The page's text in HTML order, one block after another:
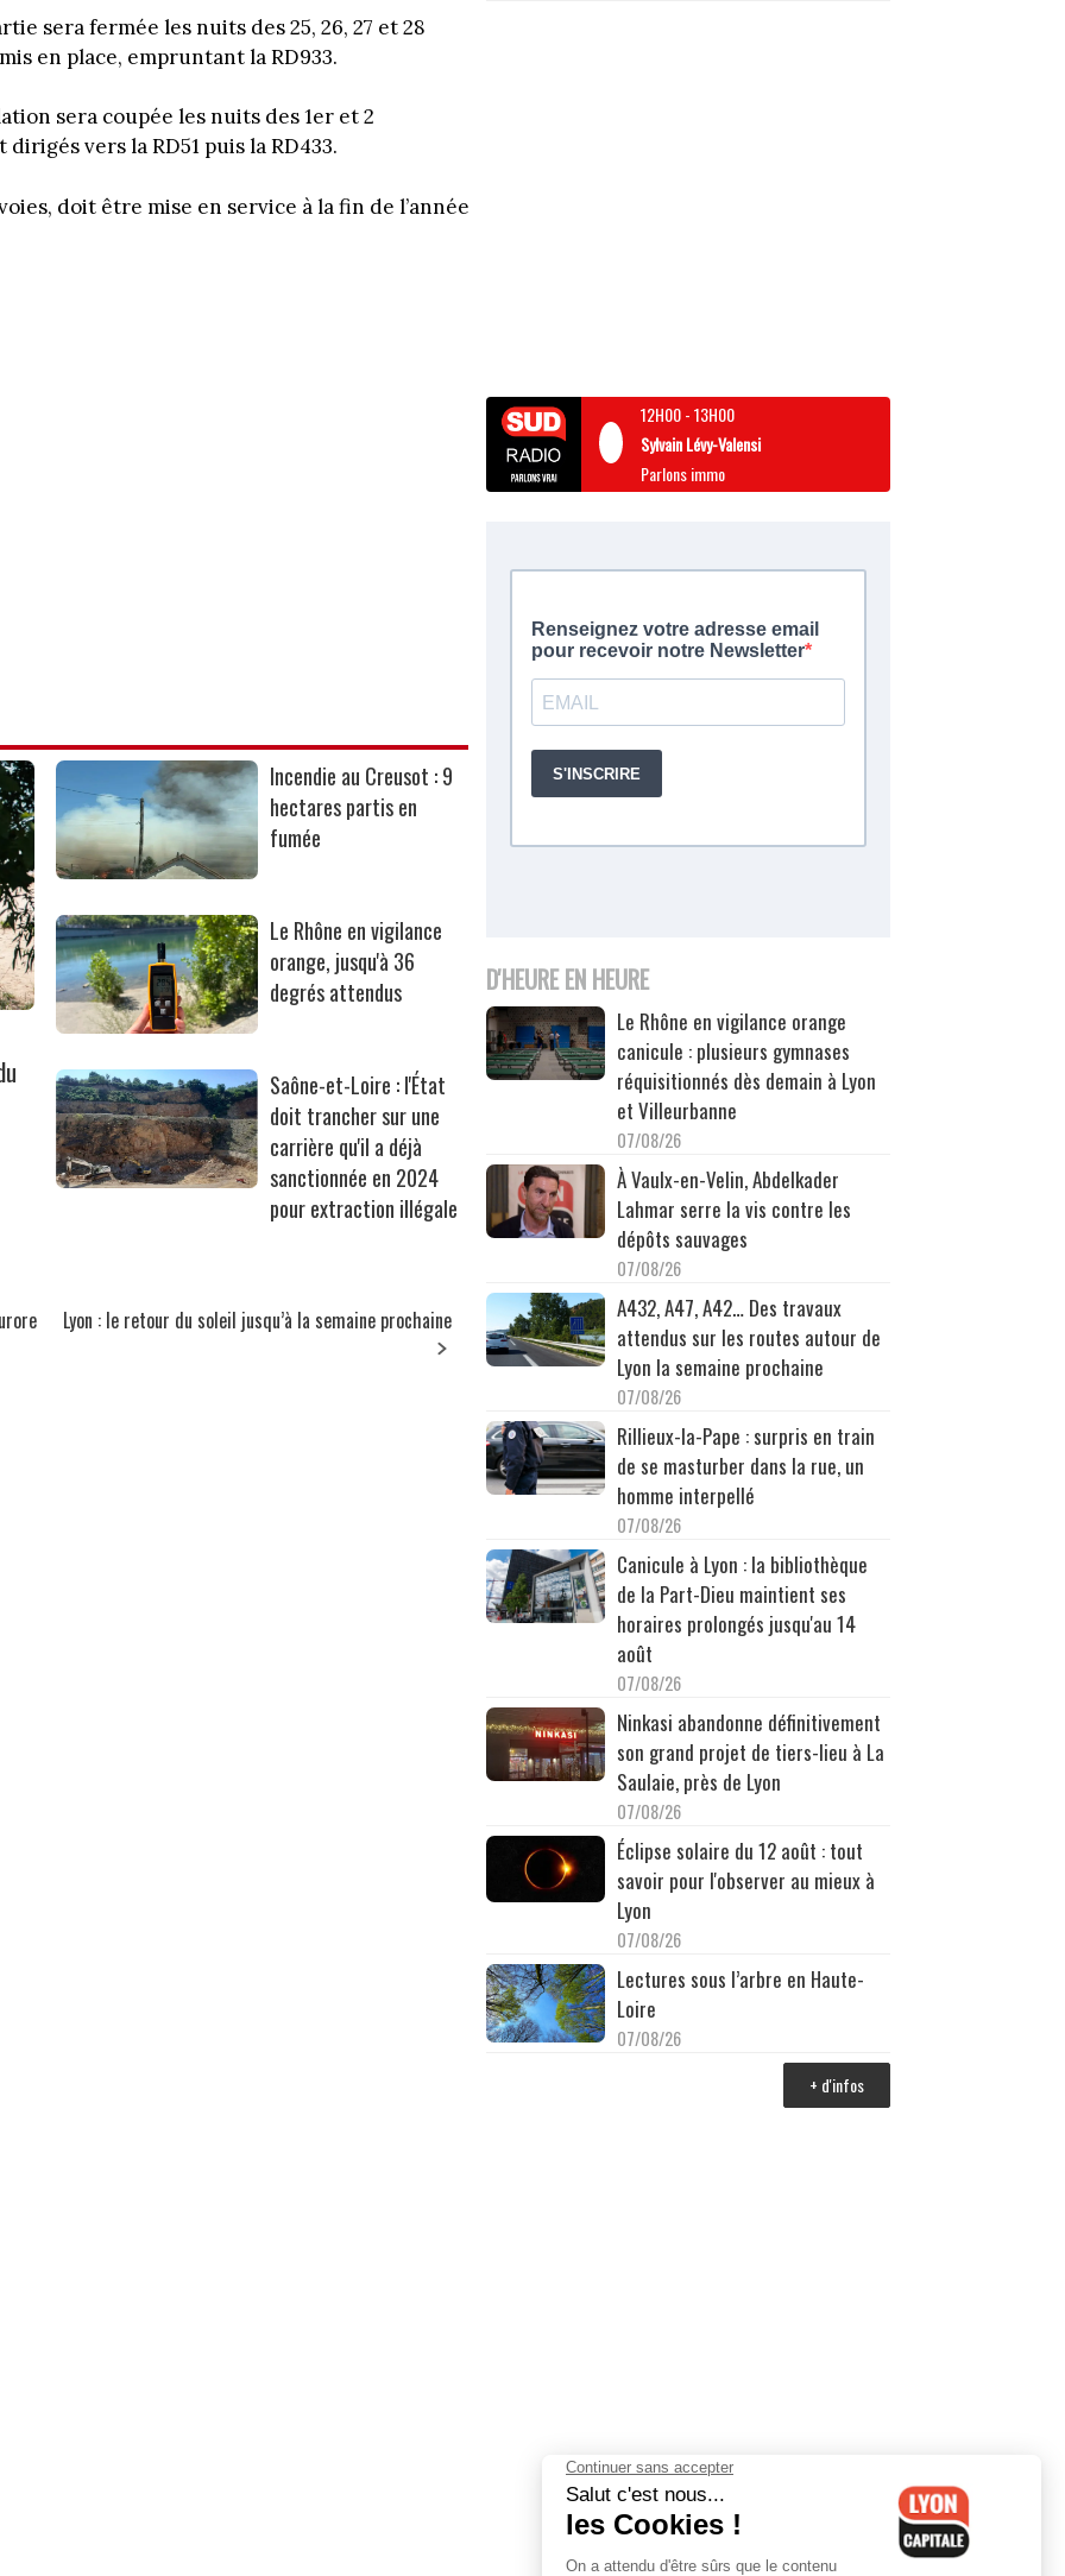
sera fermée les nuits des 25, 26, 27 et 28
en place, empruntant la RD933.
sera coupée les nuits des 1er et 2
vers la RD51 puis la RD433.
doit être mise en service à la fin de l’année
Incendie au Creusot : 9
hectares partis en
fumée
Le Rhône en vigilance
orange, jusqu'à 36
degrés attendus
Saône-et-Loire : l'État
doit trancher sur une
carrière qu'il a déjà
sanctionnée en 2024
pour extraction illégale
Lyon : le retour du soleil jusqu’à la semaine prochaine
12H00-13H00
Sylvain Lévy-Valensi
Parlons immo
D'HEURE EN HEURE
Le Rhône en vigilance orange
canicule : plusieurs gymnases
réquisitionnés dès demain à Lyon
et Villeurbanne
07/08/26
À Vaulx-en-Velin, Abdelkader
Lahmar serre la vis contre les
dépôts sauvages
07/08/26
A432, A47, A42… Des travaux
attendus sur les routes autour de
Lyon la semaine prochaine
07/08/26
Rillieux-la-Pape : surpris en train
de se masturber dans la rue, un
homme interpellé
07/08/26
Canicule à Lyon : la bibliothèque
de la Part-Dieu maintient ses
horaires prolongés jusqu'au 14
août
07/08/26
Ninkasi abandonne définitivement
son grand projet de tiers-lieu à La
Saulaie, près de Lyon
07/08/26
Éclipse solaire du 12 août : tout
savoir pour l'observer au mieux à
Lyon
07/08/26
Lectures sous l’arbre en Haute-
Loire
07/08/26
+ d'infos